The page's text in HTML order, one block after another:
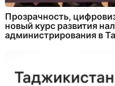
Прозрачность,
новый курс развития
администрирования в